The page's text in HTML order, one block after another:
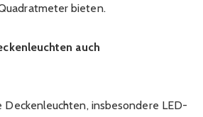
bieten.
auch
Deckenleuchten, insbesondere LED-